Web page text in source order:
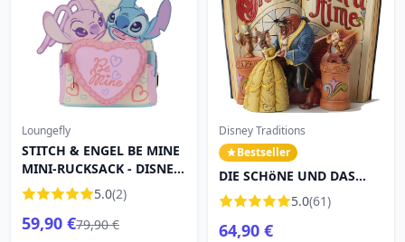
Loungefly
STITCH & ENGEL BE MINE
MINI-RUCKSACK - DISNEY
LOUNGEFLY5.0(2)
59,90 €79,90 €
Disney Traditions
Bestseller
DIE SCHöNE UND DAS
BIEST MäRCHENBUCH
DISNEY TRADITIONS
5.0(61)
64,90 €